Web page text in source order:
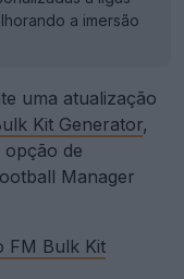
a imersão
uma atualização
Kit Generator,
de
Manager
FM Bulk Kit